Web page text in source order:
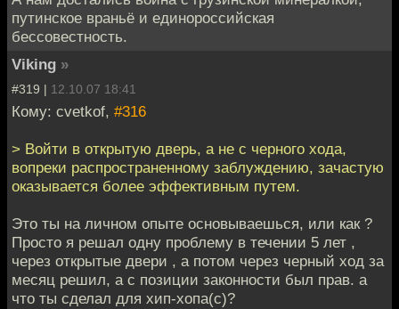
путинское враньё и единороссийская
бессовестность.
Viking »
#319 | 12.10.07 18:41
Кому: cvetkof, #316
> Войти в открытую дверь, а не с черного хода,
вопреки распространенному заблуждению, зачастую
оказывается более эффективным путем.
Это ты на личном опыте основываешься, или как ?
Просто я решал одну проблему в течении 5 лет ,
через открытые двери , а потом через черный ход за
месяц решил, а с позиции законности был прав. а
что ты сделал для хип-хопа(с)?